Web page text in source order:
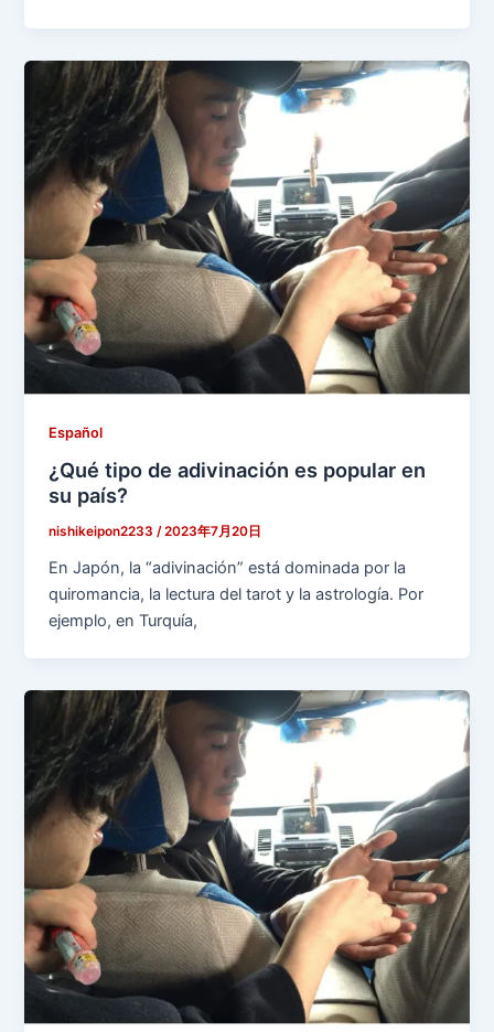
Español
¿Qué tipo de adivinación es popular en
su país?
nishikeipon2233/2023年7月20日
En Japón, la “adivinación” está dominada por la
quiromancia, la lectura del tarot y la astrología. Por
ejemplo, en Turquía,